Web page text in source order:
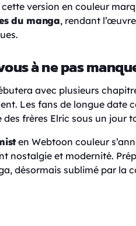
version en couleur
du manga, rendant
à ne pas
avec plusieurs
Les fans de longue date
des frères Elric sous un jour
en Webtoon couleur
nostalgie et modernité.
désormais sublimé par la